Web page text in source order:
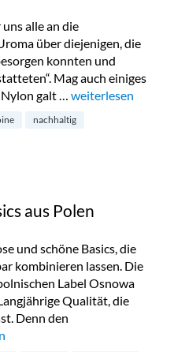
alle an die
über diejenigen, die
konnten und
Mag auch einiges
galt … „Nahtlos
weiterlesen
nachhaltig
aus Polen
und schöne Basics, die
kombinieren lassen. Die
Label Osnowa
Qualität, die
Denn den
Basics aus Polen“